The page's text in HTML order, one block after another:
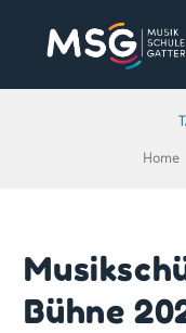
Home
Bühne